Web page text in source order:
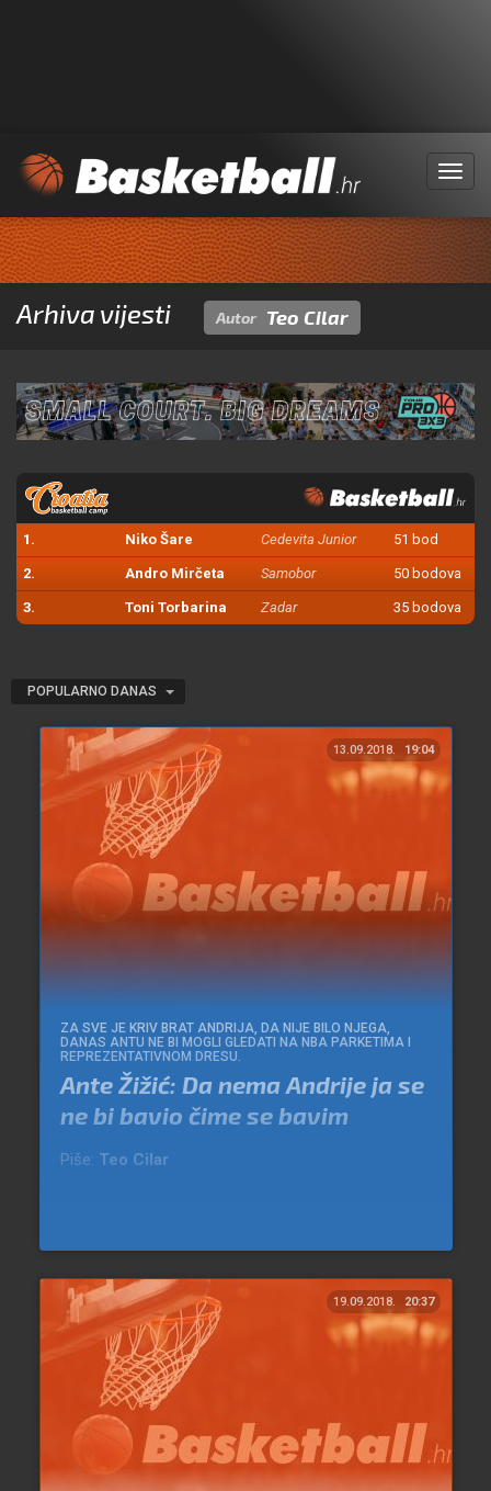
Menu
Arhiva vijesti Autor Teo Cilar
1. Niko Šare Cedevita Junior 51 bod
2. Andro Mirčeta Samobor 50 bodova
3. Toni Torbarina Zadar 35 bodova
POPULARNO DANAS
13.09.2018. 19:04
ZA SVE JE KRIV BRAT ANDRIJA, DA NIJE BILO NJEGA,
DANAS ANTU NE BI MOGLI GLEDATI NA NBA PARKETIMA I
REPREZENTATIVNOM DRESU.
Ante Žižić: Da nema Andrije ja se
ne bi bavio čime se bavim
Piše: Teo Cilar
19.09.2018. 20:37